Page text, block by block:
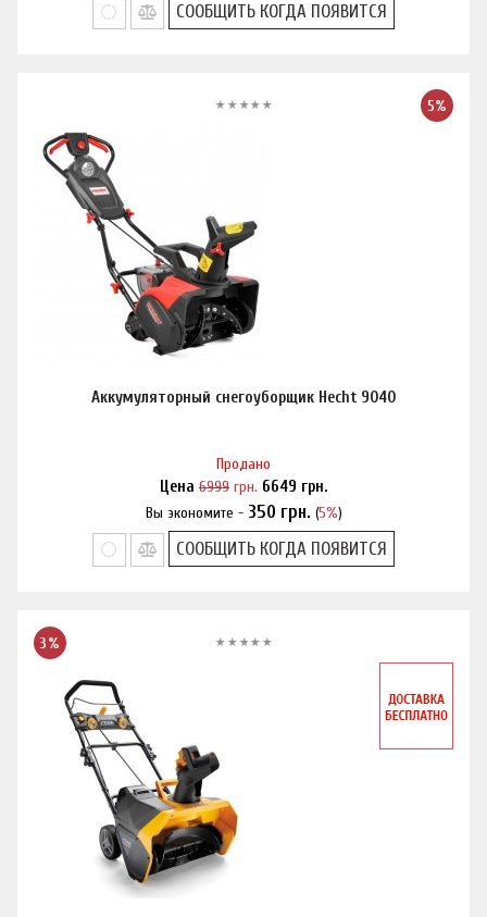
СООБЩИТЬ КОГДА ПОЯВИТСЯ
5%
Аккумуляторный снегоуборщик Hecht 9040
Продано
Цена 6999 грн. 6649 грн.
Вы экономите - 350 грн. (5%)
Нашли дешевле?
СООБЩИТЬ КОГДА ПОЯВИТСЯ
3%